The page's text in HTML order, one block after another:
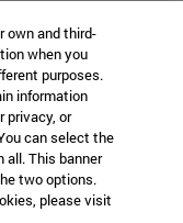
own and third-
when you
purposes.
information
privacy, or
can select the
all. This banner
two options.
please visit